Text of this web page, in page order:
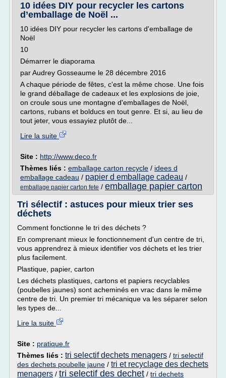
10 idées DIY pour recycler les cartons
d’emballage de Noël ...
10 idées DIY pour recycler les cartons d'emballage de
Noël
10
Démarrer le diaporama
par Audrey Gosseaume le 28 décembre 2016
A chaque période de fêtes, c'est la même chose. Une fois
le grand déballage de cadeaux et les explosions de joie,
on croule sous une montagne d'emballages de Noël,
cartons, rubans et bolducs en tout genre. Et si, au lieu de
tout jeter, vous essayiez plutôt de...
Lire la suite
Site : http://www.deco.fr
Thèmes liés : emballage carton recycle / idees d
emballage cadeau / papier d emballage cadeau /
emballage papier carton fete / emballage papier carton
Tri sélectif : astuces pour mieux trier ses
déchets
Comment fonctionne le tri des déchets ?
En comprenant mieux le fonctionnement d'un centre de tri,
vous apprendrez à mieux identifier vos déchets et les trier
plus facilement.
Plastique, papier, carton
Les déchets plastiques, cartons et papiers recyclables
(poubelles jaunes) sont acheminés en vrac dans le même
centre de tri. Un premier tri mécanique va les séparer selon
les types de...
Lire la suite
Site : pratique.fr
Thèmes liés : tri selectif dechets menagers / tri selectif
des dechets poubelle jaune / tri et recyclage des dechets
menagers / tri selectif des dechet / tri dechets